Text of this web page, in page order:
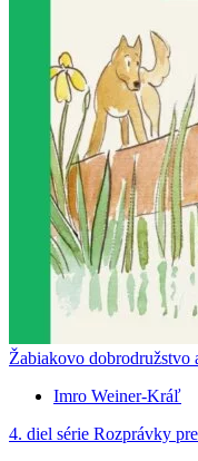
Žabiakovo dobrodružstvo
Imro Weiner-Kráľ
4. diel série Rozprávky